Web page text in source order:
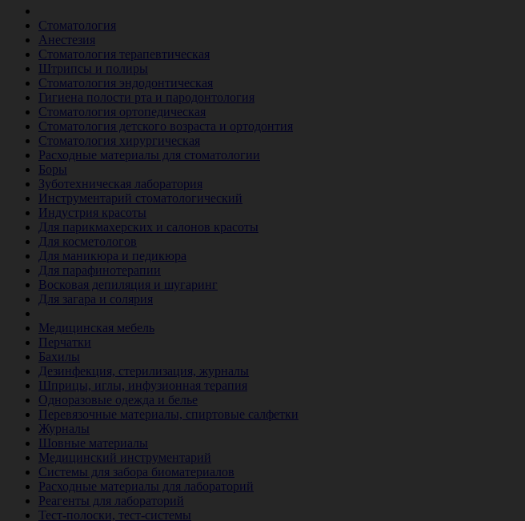
Стоматология
Анестезия
Стоматология терапевтическая
Штрипсы и полиры
Стоматология эндодонтическая
Гигиена полости рта и пародонтология
Стоматология ортопедическая
Стоматология детского возраста и ортодонтия
Стоматология хирургическая
Расходные материалы для стоматологии
Боры
Зуботехническая лаборатория
Инструментарий стоматологический
Индустрия красоты
Для парикмахерских и салонов красоты
Для косметологов
Для маникюра и педикюра
Для парафинотерапии
Восковая депиляция и шугаринг
Для загара и солярия
Медицинская мебель
Перчатки
Бахилы
Дезинфекция, стерилизация, журналы
Шприцы, иглы, инфузионная терапия
Одноразовые одежда и белье
Перевязочные материалы, спиртовые салфетки
Журналы
Шовные материалы
Медицинский инструментарий
Системы для забора биоматериалов
Расходные материалы для лабораторий
Реагенты для лабораторий
Тест-полоски, тест-системы